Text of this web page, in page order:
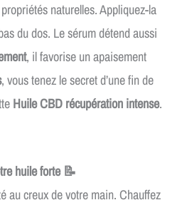
naturelles. Appliquez-la
du dos. Le sérum détend aussi
, il favorise un apaisement
, vous tenez le secret d’une fin de
Huile CBD récupération intense.
huile forte 📝
au creux de votre main. Chauffez